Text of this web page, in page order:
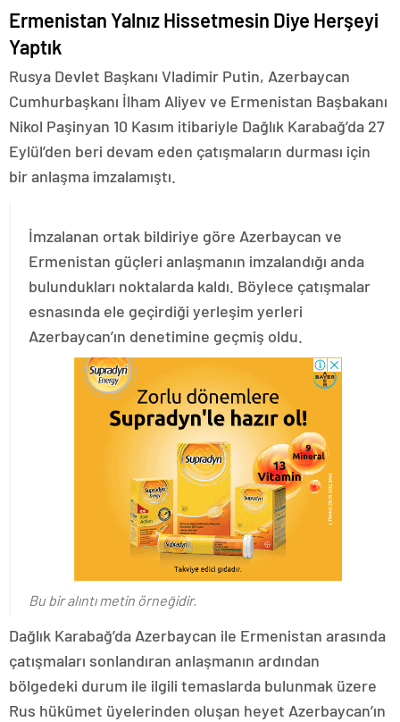
Ermenistan Yalnız Hissetmesin Diye Herşeyi
Yaptık
Rusya Devlet Başkanı Vladimir Putin, Azerbaycan
Cumhurbaşkanı İlham Aliyev ve Ermenistan Başbakanı
Nikol Paşinyan 10 Kasım itibariyle Dağlık Karabağ’da 27
Eylül’den beri devam eden çatışmaların durması için
bir anlaşma imzalamıştı.
İmzalanan ortak bildiriye göre Azerbaycan ve
Ermenistan güçleri anlaşmanın imzalandığı anda
bulundukları noktalarda kaldı. Böylece çatışmalar
esnasında ele geçirdiği yerleşim yerleri
Azerbaycan’ın denetimine geçmiş oldu.
Bu bir alıntı metin örneğidir.
Dağlık Karabağ’da Azerbaycan ile Ermenistan arasında
çatışmaları sonlandıran anlaşmanın ardından
bölgedeki durum ile ilgili temaslarda bulunmak üzere
Rus hükümet üyelerinden oluşan heyet Azerbaycan’ın